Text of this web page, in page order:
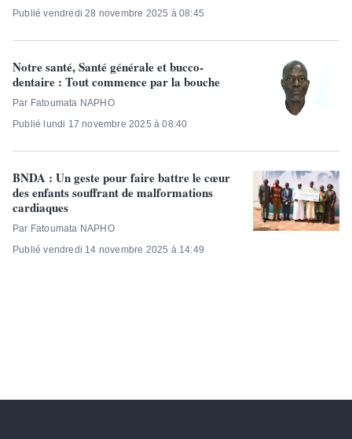
Publié vendredi 28 novembre 2025 à 08:45
Notre santé, Santé générale et bucco-
dentaire : Tout commence par la bouche
Par Fatoumata NAPHO
Publié lundi 17 novembre 2025 à 08:40
BNDA : Un geste pour faire battre le cœur
des enfants souffrant de malformations
cardiaques
Par Fatoumata NAPHO
Publié vendredi 14 novembre 2025 à 14:49